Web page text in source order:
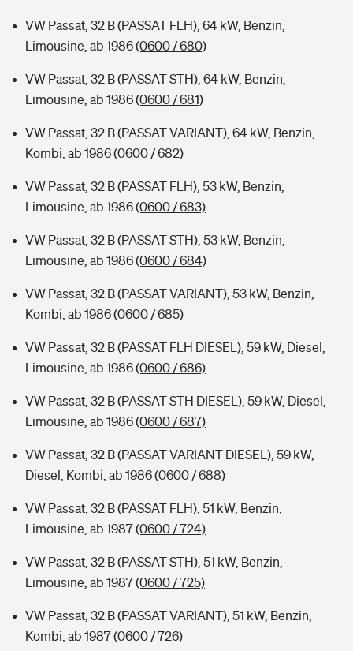
VW Passat, 32 B (PASSAT FLH), 64 kW, Benzin,
Limousine, ab 1986(0600 / 680)
VW Passat, 32 B (PASSAT STH), 64 kW, Benzin,
Limousine, ab 1986(0600 / 681)
VW Passat, 32 B (PASSAT VARIANT), 64 kW, Benzin,
Kombi, ab 1986(0600 / 682)
VW Passat, 32 B (PASSAT FLH), 53 kW, Benzin,
Limousine, ab 1986(0600 / 683)
VW Passat, 32 B (PASSAT STH), 53 kW, Benzin,
Limousine, ab 1986(0600 / 684)
VW Passat, 32 B (PASSAT VARIANT), 53 kW, Benzin,
Kombi, ab 1986(0600 / 685)
VW Passat, 32 B (PASSAT FLH DIESEL), 59 kW, Diesel,
Limousine, ab 1986(0600 / 686)
VW Passat, 32 B (PASSAT STH DIESEL), 59 kW, Diesel,
Limousine, ab 1986(0600 / 687)
VW Passat, 32 B (PASSAT VARIANT DIESEL), 59 kW,
Diesel, Kombi, ab 1986(0600 / 688)
VW Passat, 32 B (PASSAT FLH), 51 kW, Benzin,
Limousine, ab 1987(0600 / 724)
VW Passat, 32 B (PASSAT STH), 51 kW, Benzin,
Limousine, ab 1987(0600 / 725)
VW Passat, 32 B (PASSAT VARIANT), 51 kW, Benzin,
Kombi, ab 1987(0600 / 726)